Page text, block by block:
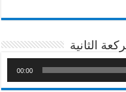
الثانية
00:00